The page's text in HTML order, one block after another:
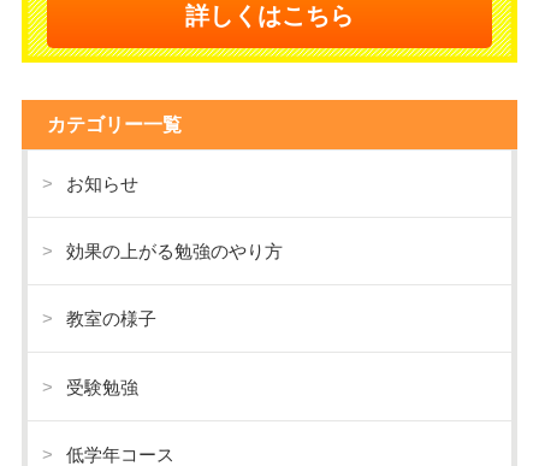
詳しくはこちら
カテゴリー一覧
お知らせ
効果の上がる勉強のやり方
教室の様子
受験勉強
低学年コース